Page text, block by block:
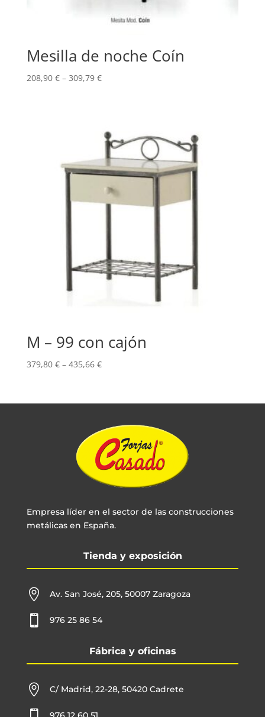
Mesilla de noche Coín
208,90 €– 309,79 €
M – 99 con cajón
379,80 €– 435,66 €
Empresa líder en el sector de las construcciones
metálicas en España.
Tienda y exposición
 Av. San José, 205, 50007 Zaragoza
 976 25 86 54
Fábrica y oficinas
 C/ Madrid, 22-28, 50420 Cadrete